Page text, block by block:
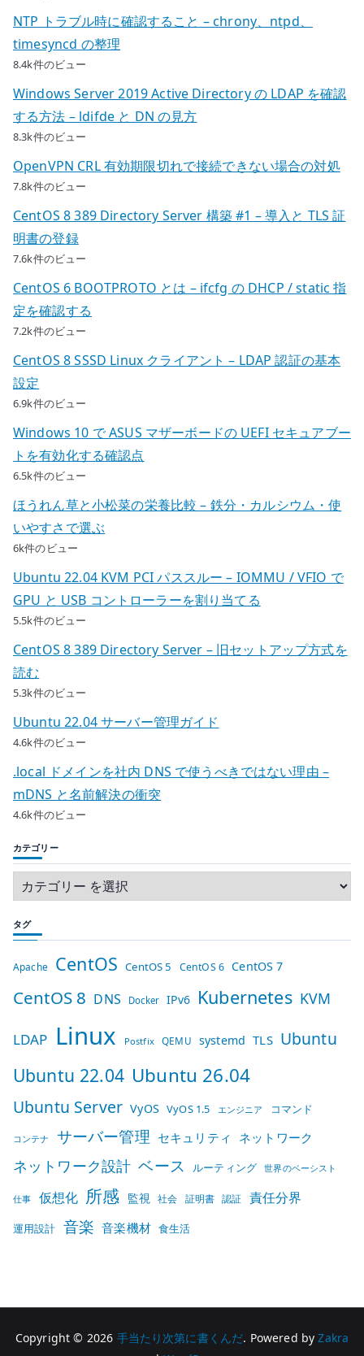
NTP トラブル時に確認すること – chrony、ntpd、
timesyncd の整理
8.4k件のビュー
Windows Server 2019 Active Directory の LDAP を確認
する方法 – ldifde と DN の見方
8.3k件のビュー
OpenVPN CRL 有効期限切れで接続できない場合の対処
7.8k件のビュー
CentOS 8 389 Directory Server 構築 #1 – 導入と TLS 証
明書の登録
7.6k件のビュー
CentOS 6 BOOTPROTO とは – ifcfg の DHCP / static 指
定を確認する
7.2k件のビュー
CentOS 8 SSSD Linux クライアント – LDAP 認証の基本
設定
6.9k件のビュー
Windows 10 で ASUS マザーボードの UEFI セキュアブー
トを有効化する確認点
6.5k件のビュー
ほうれん草と小松菜の栄養比較 – 鉄分・カルシウム・使
いやすさで選ぶ
6k件のビュー
Ubuntu 22.04 KVM PCI パススルー – IOMMU / VFIO で
GPU と USB コントローラーを割り当てる
5.5k件のビュー
CentOS 8 389 Directory Server – 旧セットアップ方式を
読む
5.3k件のビュー
Ubuntu 22.04 サーバー管理ガイド
4.6k件のビュー
.local ドメインを社内 DNS で使うべきではない理由 –
mDNS と名前解決の衝突
4.6k件のビュー
カテゴリー
タグ
Apache CentOS CentOS 5 CentOS 6 CentOS 7
CentOS 8 DNS Docker IPv6 Kubernetes KVM
LDAP Linux Postfix QEMU systemd TLS Ubuntu
Ubuntu 22.04 Ubuntu 26.04
Ubuntu Server VyOS VyOS 1.5 エンジニア コマンド
コンテナ サーバー管理 セキュリティ ネットワーク
ネットワーク設計 ベース ルーティング 世界のベーシスト
仕事 仮想化 所感 監視 社会 証明書 認証 責任分界
運用設計 音楽 音楽機材 食生活
Copyright © 2026 手当たり次第に書くんだ. Powered byZakra